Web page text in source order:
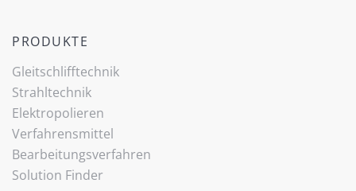
PRODUKTE
Gleitschlifftechnik
Strahltechnik
Elektropolieren
Verfahrensmittel
Bearbeitungsverfahren
Solution Finder